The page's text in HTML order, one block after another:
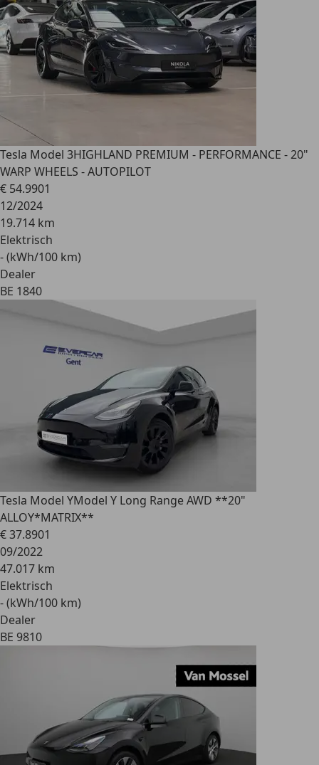
Tesla Model 3HIGHLAND PREMIUM - PERFORMANCE - 20"
WARP WHEELS - AUTOPILOT
€ 54.9901
12/2024
19.714 km
Elektrisch
- (kWh/100 km)
Dealer
BE 1840
Tesla Model YModel Y Long Range AWD **20"
ALLOY*MATRIX**
€ 37.8901
09/2022
47.017 km
Elektrisch
- (kWh/100 km)
Dealer
BE 9810